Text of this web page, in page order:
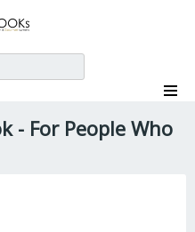
- For People Who